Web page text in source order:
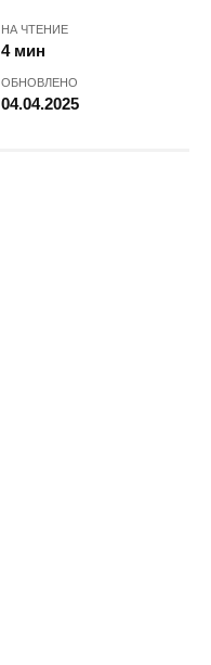
НА ЧТЕНИЕ
4 мин
ОБНОВЛЕНО
04.04.2025